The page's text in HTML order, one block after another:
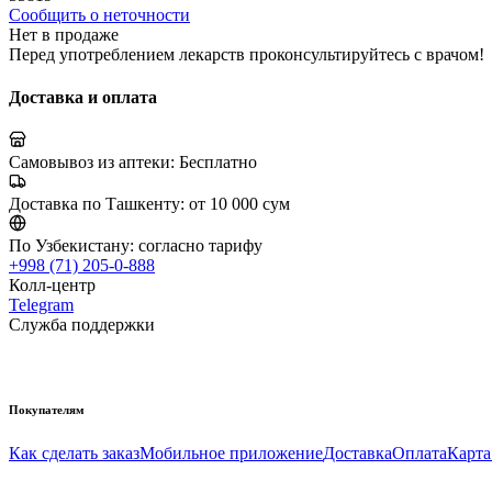
Сообщить о неточности
Нет в продаже
Перед употреблением лекарств проконсультируйтесь с врачом!
Доставка и оплата
Самовывоз из аптеки: Бесплатно
Доставка по Ташкенту: от 10 000 сум
По Узбекистану: согласно тарифу
+998 (71) 205-0-888
Колл-центр
Telegram
Служба поддержки
Покупателям
Как сделать заказМобильное приложениеДоставкаОплата